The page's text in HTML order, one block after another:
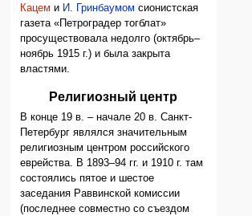
Кацем и И. Гринбаумом сионистская
газета «Петроградер тогблат»
просуществовала недолго (октябрь–
ноябрь 1915 г.) и была закрыта
властями.
Религиозный центр
В конце 19 в. – начале 20 в. Санкт-
Петербург являлся значительным
религиозным центром российского
еврейства. В 1893–94 гг. и 1910 г. там
состоялись пятое и шестое
заседания Раввинской комиссии
(последнее совместно со съездом